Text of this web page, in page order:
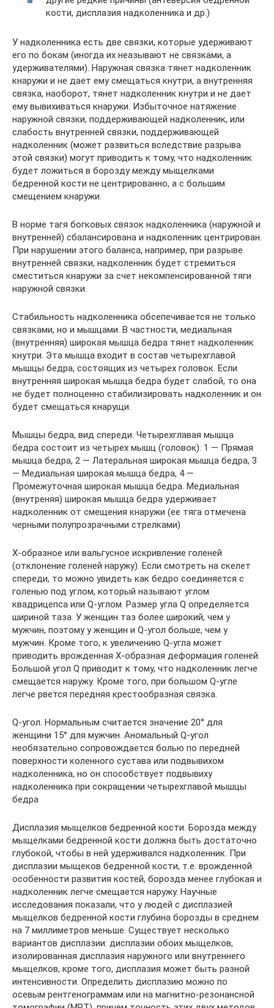
кости, дисплазия надколенника и др.)
У надколенника есть две связки, которые удерживают
его по бокам (иногда их неазывают не связками, а
удерживателями). Наружная связка тянет надколенник
кнаружи и не дает ему смещаться кнутри, а внутренняя
связка, наоборот, тянет надколенник кнутри и не дает
ему вывихиваться кнаружи. Избыточное натяжение
наружной связки, поддерживающей надколенник, или
слабость внутренней связки, поддерживающей
надколенник (может развиться вследствие разрыва
этой связки) могут приводить к тому, что надколенник
будет ложиться в борозду между мыщелками
бедренной кости не центрированно, а с большим
смещением кнаружи.
В норме тагя богковых связок надколенника (наружной и
внутренней) сбалансирована и надколенник центрирован.
При нарушении этого баланса, например, при разрыве
внутренней связки, надколенник будет стремиться
сместиться кнаружи за счет некомпенсированной тяги
наружной связки.
Стабильность надколенника обсепечивается не только
связками, но и мышцами. В частности, медиальная
(внутренняя) широкая мышца бедра тянет надколенник
кнутри. Эта мышца входит в состав четырехглавой
мышцы бедра, состоящих из четырех головок. Если
внутренняя широкая мышца бедра будет слабой, то она
не будет полноценно стабилизировать надколенник и он
будет смещаться кнарущи.
Мышцы бедра, вид спереди. Четырехглавая мышца
бедра состоит из четырех мышц (головок): 1 — Прямая
мышца бедра, 2 — Латеральная широкая мышца бедра, 3
— Медиальная широкая мышца бедра, 4 —
Промежуточная широкая мышца бедра. Медиальная
(внутреняя) широкая мышца бедра удерживает
надколенник от смещения кнаружи (ее тяга отмечена
черными полупрозрачными стрелками)
Х-образное или вальгусное искривление голеней
(отклонение голеней наружу). Если смотреть на скелет
спереди, то можно увидеть как бедро соединяется с
голенью под углом, который называют углом
квадрицепса или Q-углом. Размер угла Q определяется
шириной таза. У женщин таз более широкий, чем у
мужчин, поэтому у женщин и Q-угол больше, чем у
мужчин. Кроме того, к увеличению Q-угла может
приводить врожденная X-образная деформация голеней.
Большой угол Q приводит к тому, что надколенник легче
смещается наружу. Кроме того, при большом Q-угле
легче рвется передняя крестообразная связка.
Q-угол. Нормальным считается значение 20° для
женщини 15° для мужчин. Аномальный Q-угол
необязательно сопровождается болью по передней
поверхности коленного сустава или подвывихом
надколенника, но он способствует подвывиху
надколенника при сокращении четырехглавой мышцы
бедра
Дисплазия мыщелков бедренной кости. Борозда между
мыщелками бедренной кости должна быть достаточно
глубокой, чтобы в ней удерживался надколенник. При
дисплазии мыщеков бедренной кости, т.е. врожденной
особенности развития костей, борозда менее глубокая и
надколенник легче смещается наружу. Научные
исследования показали, что у людей с дисплазией
мыщелков бедренной кости глубина борозды в среднем
на 7 миллиметров меньше. Существует несколько
вариантов дисплазии: дисплазии обоих мыщелков,
изолированная дисплазия наружного или внутреннего
мыщелков, кроме того, дисплазия может быть разной
интенсивности. Определить дисплазию можно по
осевым рентгенограммам или на магнитно-резонансной